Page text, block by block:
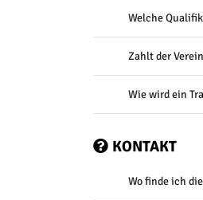
Welche
Zahlt der
Wie wird ein
KONTAKT
Wo finde ich